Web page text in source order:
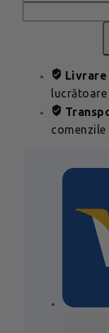
lucrătoare
comenzile